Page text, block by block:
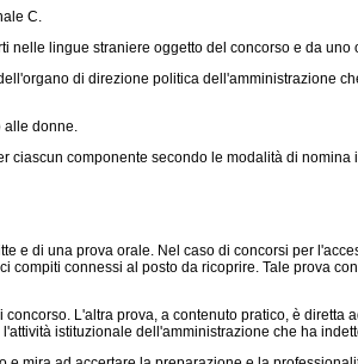
C.
lingue straniere oggetto del concorso e da uno
di direzione politica dell'amministrazione
alle donne.
componente secondo le modalità di nomina
di una prova orale. Nel caso di concorsi per
connessi al posto da ricoprire. Tale prova
L'altra prova, a contenuto pratico, è
istituzionale dell'amministrazione che ha